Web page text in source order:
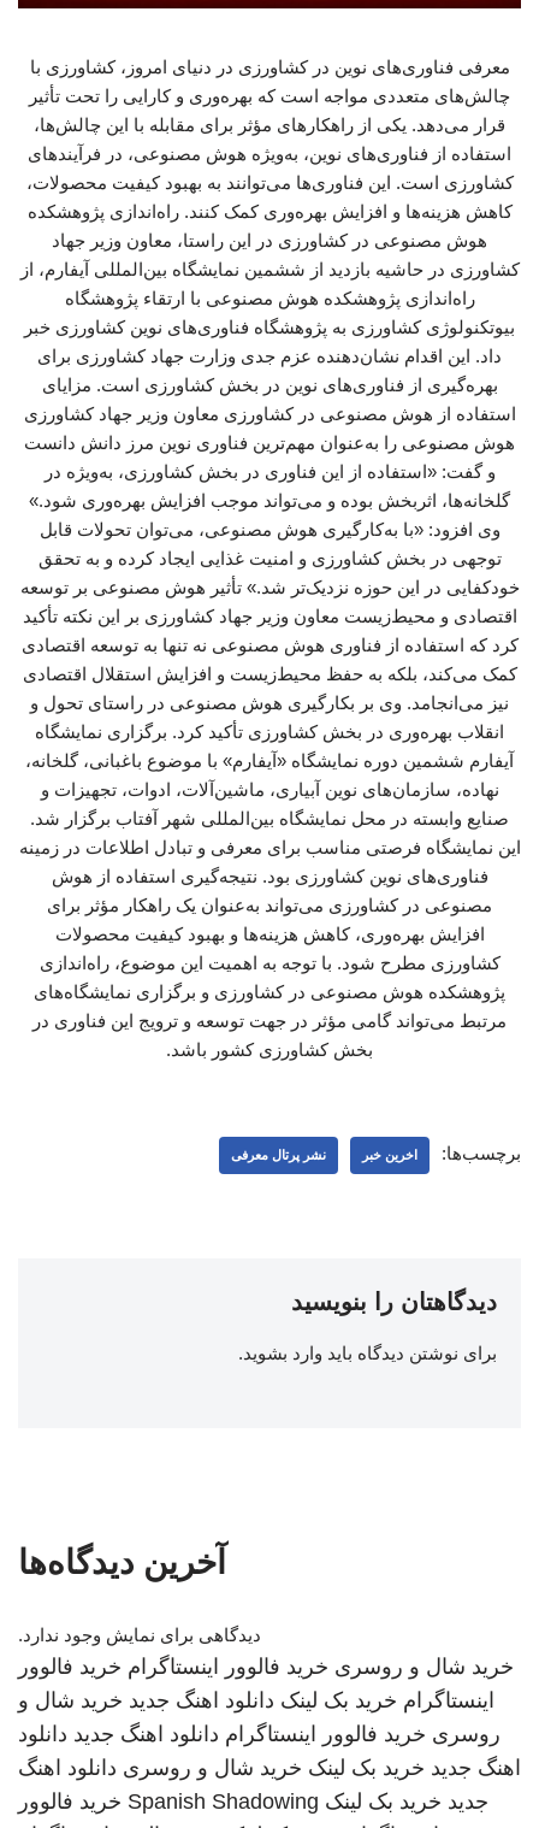
معرفی فناوری‌های نوین در کشاورزی در دنیای امروز، کشاورزی با
چالش‌های متعددی مواجه است که بهره‌وری و کارایی را تحت تأثیر
قرار می‌دهد. یکی از راهکارهای مؤثر برای مقابله با این چالش‌ها،
استفاده از فناوری‌های نوین، به‌ویژه هوش مصنوعی، در فرآیندهای
کشاورزی است. این فناوری‌ها می‌توانند به بهبود کیفیت محصولات،
کاهش هزینه‌ها و افزایش بهره‌وری کمک کنند. راه‌اندازی پژوهشکده
هوش مصنوعی در کشاورزی در این راستا، معاون وزیر جهاد
کشاورزی در حاشیه بازدید از ششمین نمایشگاه بین‌المللی آیفارم، از
راه‌اندازی پژوهشکده هوش مصنوعی با ارتقاء پژوهشگاه
بیوتکنولوژی کشاورزی به پژوهشگاه فناوری‌های نوین کشاورزی خبر
داد. این اقدام نشان‌دهنده عزم جدی وزارت جهاد کشاورزی برای
بهره‌گیری از فناوری‌های نوین در بخش کشاورزی است. مزایای
استفاده از هوش مصنوعی در کشاورزی معاون وزیر جهاد کشاورزی
هوش مصنوعی را به‌عنوان مهم‌ترین فناوری نوین مرز دانش دانست
و گفت: «استفاده از این فناوری در بخش کشاورزی، به‌ویژه در
گلخانه‌ها، اثربخش بوده و می‌تواند موجب افزایش بهره‌وری شود.»
وی افزود: «با به‌کارگیری هوش مصنوعی، می‌توان تحولات قابل
توجهی در بخش کشاورزی و امنیت غذایی ایجاد کرده و به تحقق
خودکفایی در این حوزه نزدیک‌تر شد.» تأثیر هوش مصنوعی بر توسعه
اقتصادی و محیط‌زیست معاون وزیر جهاد کشاورزی بر این نکته تأکید
کرد که استفاده از فناوری هوش مصنوعی نه تنها به توسعه اقتصادی
کمک می‌کند، بلکه به حفظ محیط‌زیست و افزایش استقلال اقتصادی
نیز می‌انجامد. وی بر بکارگیری هوش مصنوعی در راستای تحول و
انقلاب بهره‌وری در بخش کشاورزی تأکید کرد. برگزاری نمایشگاه
آیفارم ششمین دوره نمایشگاه «آیفارم» با موضوع باغبانی، گلخانه،
نهاده، سازمان‌های نوین آبیاری، ماشین‌آلات، ادوات، تجهیزات و
صنایع وابسته در محل نمایشگاه بین‌المللی شهر آفتاب برگزار شد.
این نمایشگاه فرصتی مناسب برای معرفی و تبادل اطلاعات در زمینه
فناوری‌های نوین کشاورزی بود. نتیجه‌گیری استفاده از هوش
مصنوعی در کشاورزی می‌تواند به‌عنوان یک راهکار مؤثر برای
افزایش بهره‌وری، کاهش هزینه‌ها و بهبود کیفیت محصولات
کشاورزی مطرح شود. با توجه به اهمیت این موضوع، راه‌اندازی
پژوهشکده هوش مصنوعی در کشاورزی و برگزاری نمایشگاه‌های
مرتبط می‌تواند گامی مؤثر در جهت توسعه و ترویج این فناوری در
بخش کشاورزی کشور باشد.
برچسب‌ها: اخرین خبر نشر پرتال معرفی
دیدگاهتان را بنویسید
برای نوشتن دیدگاه باید وارد بشوید.
آخرین دیدگاه‌ها
دیدگاهی برای نمایش وجود ندارد.
خرید شال و روسری خرید فالوور اینستاگرام خرید فالوور
اینستاگرام خرید بک لینک دانلود اهنگ جدید خرید شال و
روسری خرید فالوور اینستاگرام دانلود اهنگ جدید دانلود
اهنگ جدید خرید بک لینک خرید شال و روسری دانلود اهنگ
جدید خرید بک لینک Spanish Shadowing خرید فالوور